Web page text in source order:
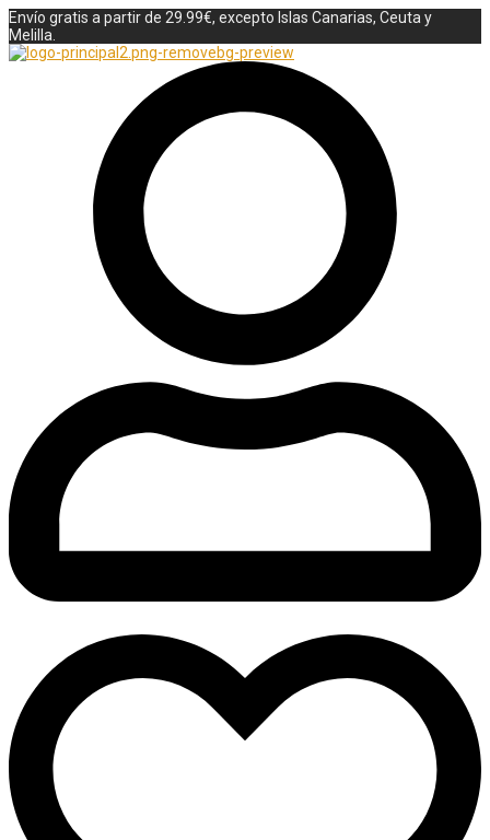
Envío gratis a partir de 29.99€, excepto Islas Canarias, Ceuta y
Melilla.